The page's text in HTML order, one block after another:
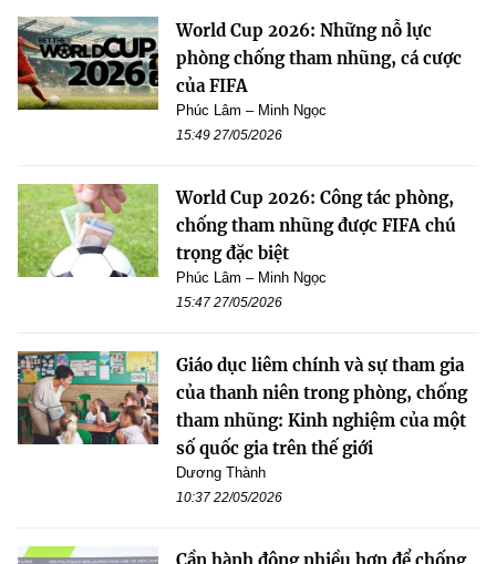
World Cup 2026: Những nỗ lực
phòng chống tham nhũng, cá cược
của FIFA
Phúc Lâm – Minh Ngọc
15:49 27/05/2026
World Cup 2026: Công tác phòng,
chống tham nhũng được FIFA chú
trọng đặc biệt
Phúc Lâm – Minh Ngọc
15:47 27/05/2026
Giáo dục liêm chính và sự tham gia
của thanh niên trong phòng, chống
tham nhũng: Kinh nghiệm của một
số quốc gia trên thế giới
Dương Thành
10:37 22/05/2026